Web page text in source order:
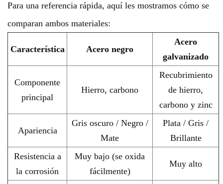
Para una referencia rápida, aquí les mostramos cómo se
comparan ambos materiales:
Característica Acero negro
Acero
galvanizado
Componente
principal
Hierro, carbono
Recubrimiento
de hierro,
carbono y zinc
Apariencia
Gris oscuro / Negro /
Mate
Plata / Gris /
Brillante
Resistencia a
la corrosión
Muy bajo (se oxida
fácilmente)
Muy alto